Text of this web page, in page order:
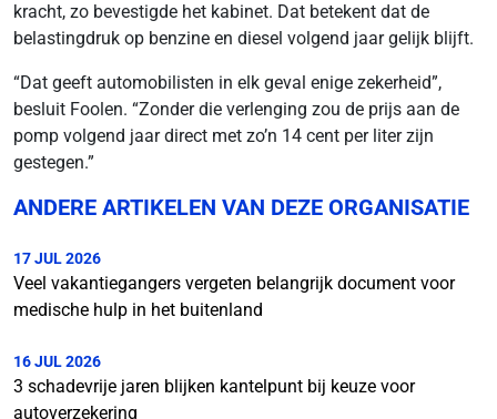
kracht, zo bevestigde het kabinet. Dat betekent dat de
belastingdruk op benzine en diesel volgend jaar gelijk blijft.
“Dat geeft automobilisten in elk geval enige zekerheid”,
besluit Foolen. “Zonder die verlenging zou de prijs aan de
pomp volgend jaar direct met zo’n 14 cent per liter zijn
gestegen.”
ANDERE ARTIKELEN VAN DEZE ORGANISATIE
17 JUL 2026
Veel vakantiegangers vergeten belangrijk document voor
medische hulp in het buitenland
16 JUL 2026
3 schadevrije jaren blijken kantelpunt bij keuze voor
autoverzekering